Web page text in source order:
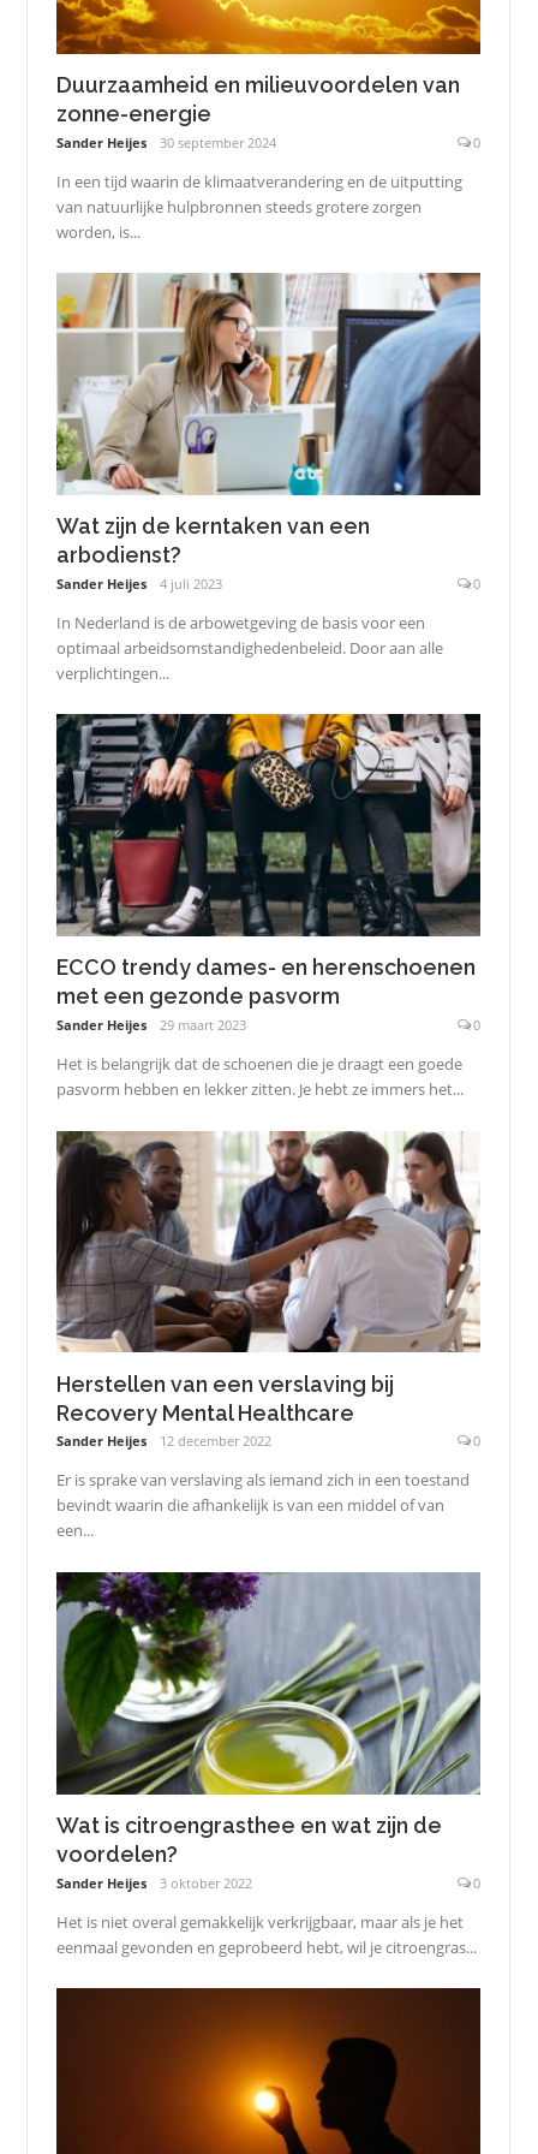
Duurzaamheid en milieuvoordelen van
zonne-energie
Sander Heijes 30 september 2024 0
In een tijd waarin de klimaatverandering en de uitputting
van natuurlijke hulpbronnen steeds grotere zorgen
worden, is...
Wat zijn de kerntaken van een
arbodienst?
Sander Heijes 4 juli 2023 0
In Nederland is de arbowetgeving de basis voor een
optimaal arbeidsomstandighedenbeleid. Door aan alle
verplichtingen...
ECCO trendy dames- en herenschoenen
met een gezonde pasvorm
Sander Heijes 29 maart 2023 0
Het is belangrijk dat de schoenen die je draagt een goede
pasvorm hebben en lekker zitten. Je hebt ze immers het...
Herstellen van een verslaving bij
‍Recovery Mental Healthcare
Sander Heijes 12 december 2022 0
Er is sprake van verslaving als iemand zich in een toestand
bevindt waarin die afhankelijk is van een middel of van
een...
Wat is citroengrasthee en wat zijn de
voordelen?
Sander Heijes 3 oktober 2022 0
Het is niet overal gemakkelijk verkrijgbaar, maar als je het
eenmaal gevonden en geprobeerd hebt, wil je citroengras...